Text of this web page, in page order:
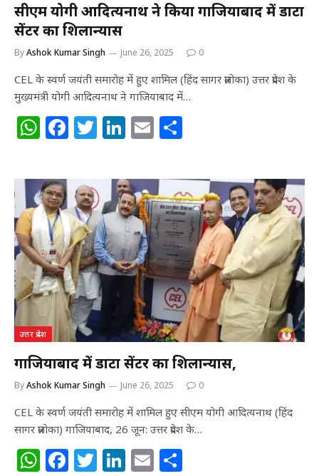
सीएम योगी आदित्यनाथ ने किया गाजियाबाद में डाटा
सेंटर का शिलान्यास
ByAshok Kumar Singh June 26, 2025 0
CEL के स्वर्ण जयंती समारोह में हुए शामिल (हिंद सागर प्रलोका) उत्तर प्रदेश के
मुख्यमंत्री योगी आदित्यनाथ ने गाजियाबाद में…
W
h
at
s
A
p
p
F
a
e
b
o
o
k
T
w
itt
e
r
Li
n
k
e
dI
n
E
m
ai
l
ar
e
उत्तर प्रदेश
गाजियाबाद में डाटा सेंटर का शिलान्यास,
ByAshok Kumar Singh June 26, 2025 0
CEL के स्वर्ण जयंती समारोह में शामिल हुए सीएम योगी आदित्यनाथ (हिंद
सागर प्रलोका) गाजियाबाद, 26 जून: उत्तर प्रदेश के…
W F T Li E